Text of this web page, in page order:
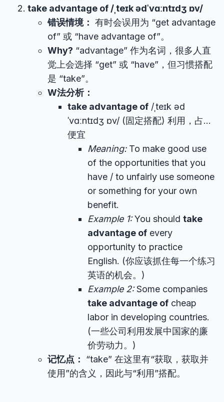
take advantage of /ˌteɪk ədˈvɑːntɪdʒ ɒv/
错误情境： 有时会误用为 “get advantage
of” 或 “have advantage of”。
Why? “advantage” 作为名词，很多人直
觉上会选择 “get” 或 “have”，但习惯搭配
是 “take”。
W法分析：
take advantage of /ˌteɪk əd
ˈvɑːntɪdʒ ɒv/ (固定搭配) 利用，占…
便宜
Meaning:To make good use
of the opportunities that you
have / to unfairly use someone
or something for your own
benefit.
Example 1:You should take
advantage of every
opportunity to practice
English. (你应该抓住每一个练习
英语的机会。)
Example 2:Some companies
take advantage of cheap
labor in developing countries.
(一些公司利用发展中国家的廉
价劳动力。)
记忆点：
“take” 在这里有“获取，获取并
使用”的含义，因此与“利用”搭配。